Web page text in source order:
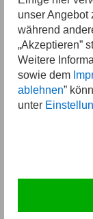
unser Angebot
während
„Akzeptieren”
Weitere
sowie dem
ablehnen”
unter
11.03.2024
Seite 1 von 5
Ihre